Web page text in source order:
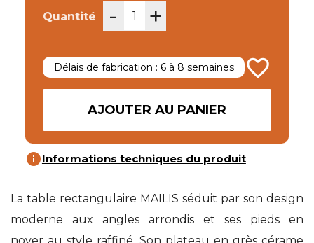
Quantité - +
Délais de fabrication : 6 à 8 semaines favorite_border
AJOUTER AU PANIER
infoInformations techniques du produit
La table rectangulaire MAILIS séduit par son design
moderne aux angles arrondis et ses pieds en